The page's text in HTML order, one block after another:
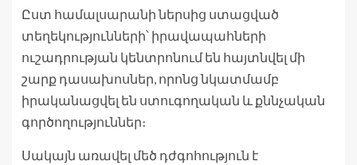
Ըստ համալսարանի ներսից ստացված
տեղեկությունների՝ իրավապահների
ուշադրության կենտրոնում են հայտնվել մի
շարք դասախոսներ, որոնց նկատմամբ
իրականացվել են ստուգողական և քննչական
գործողություններ։
Սակայն առավել մեծ դժգոհություն է